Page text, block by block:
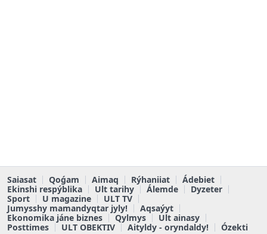
Saiasat Qoǵam Aimaq Rýhaniiat
Ádebiet
Ekinshi respýblika
Ult tarihy Álemde
Dyzeter
Sport
U magazine
ULT TV
Jumysshy mamandyqtar jyly!
Aqsaýyt
Ekonomika jáne biznes
Qylmys
Ult ainasy
Posttimes
ULT OBEKTIV Aityldy - oryndaldy! Ózekti